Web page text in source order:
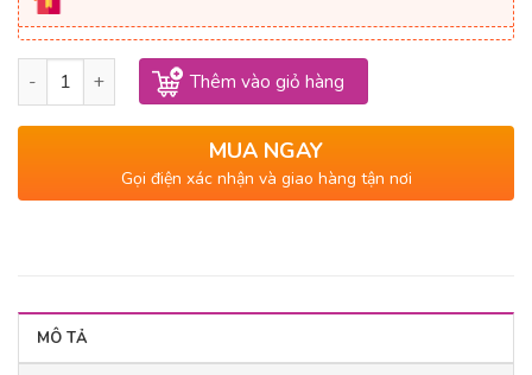
3,950,000₫.
là:
2,950,000₫.
Nệm Cao Su Foam Hoạt Tính Cao Cấp Huế số lượng
Thêm vào giỏ hàng
MUA NGAY
Gọi điện xác nhận và giao hàng tận nơi
MÔ TẢ